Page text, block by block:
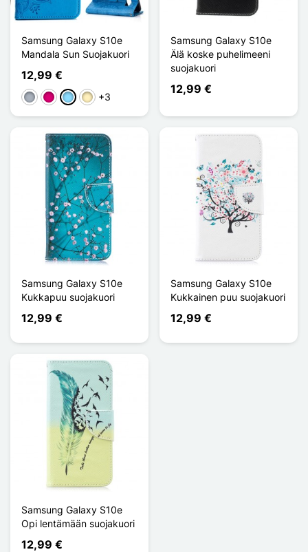
Samsung Galaxy S10e
Mandala Sun Suojakuori
12,99 €
HarmaaMagentaBleu Clair
Doré+3
Samsung Galaxy S10e
Älä koske puhelimeeni
suojakuori
12,99 €
Samsung Galaxy S10e
Kukkapuu suojakuori
12,99 €
Samsung Galaxy S10e
Kukkainen puu suojakuori
12,99 €
Samsung Galaxy S10e
Opi lentämään suojakuori
12,99 €